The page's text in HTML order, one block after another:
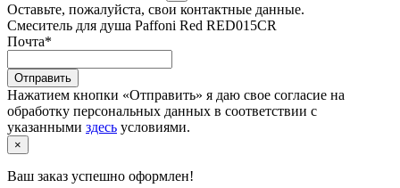
Оставьте, пожалуйста, свои контактные данные.
Смеситель для душа Paffoni Red RED015CR
Почта*
Отправить
Нажатием кнопки «Отправить» я даю свое согласие на
обработку персональных данных в соответствии с
указанными здесь условиями.
×
Ваш заказ успешно оформлен!